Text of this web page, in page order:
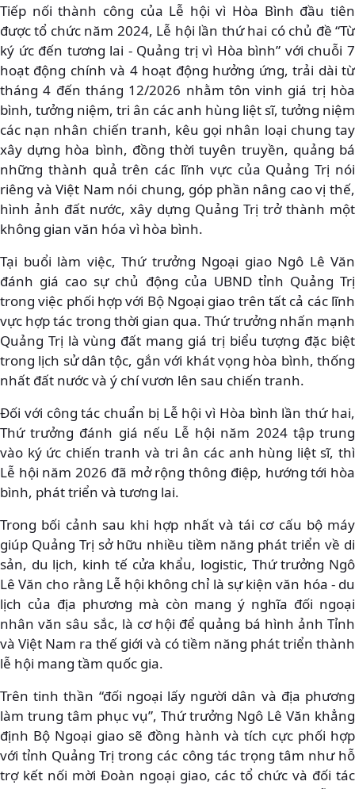
Tiếp nối thành công của Lễ hội vì Hòa Bình đầu tiên
được tổ chức năm 2024, Lễ hội lần thứ hai có chủ đề “Từ
ký ức đến tương lai - Quảng trị vì Hòa bình” với chuỗi 7
hoạt động chính và 4 hoạt động hưởng ứng, trải dài từ
tháng 4 đến tháng 12/2026 nhằm tôn vinh giá trị hòa
bình, tưởng niệm, tri ân các anh hùng liệt sĩ, tưởng niệm
các nạn nhân chiến tranh, kêu gọi nhân loại chung tay
xây dựng hòa bình, đồng thời tuyên truyền, quảng bá
những thành quả trên các lĩnh vực của Quảng Trị nói
riêng và Việt Nam nói chung, góp phần nâng cao vị thế,
hình ảnh đất nước, xây dựng Quảng Trị trở thành một
không gian văn hóa vì hòa bình.
Tại buổi làm việc, Thứ trưởng Ngoại giao Ngô Lê Văn
đánh giá cao sự chủ động của UBND tỉnh Quảng Trị
trong việc phối hợp với Bộ Ngoại giao trên tất cả các lĩnh
vực hợp tác trong thời gian qua. Thứ trưởng nhấn mạnh
Quảng Trị là vùng đất mang giá trị biểu tượng đặc biệt
trong lịch sử dân tộc, gắn với khát vọng hòa bình, thống
nhất đất nước và ý chí vươn lên sau chiến tranh.
Đối với công tác chuẩn bị Lễ hội vì Hòa bình lần thứ hai,
Thứ trưởng đánh giá nếu Lễ hội năm 2024 tập trung
vào ký ức chiến tranh và tri ân các anh hùng liệt sĩ, thì
Lễ hội năm 2026 đã mở rộng thông điệp, hướng tới hòa
bình, phát triển và tương lai.
Trong bối cảnh sau khi hợp nhất và tái cơ cấu bộ máy
giúp Quảng Trị sở hữu nhiều tiềm năng phát triển về di
sản, du lịch, kinh tế cửa khẩu, logistic, Thứ trưởng Ngô
Lê Văn cho rằng Lễ hội không chỉ là sự kiện văn hóa - du
lịch của địa phương mà còn mang ý nghĩa đối ngoại
nhân văn sâu sắc, là cơ hội để quảng bá hình ảnh Tỉnh
và Việt Nam ra thế giới và có tiềm năng phát triển thành
lễ hội mang tầm quốc gia.
Trên tinh thần “đối ngoại lấy người dân và địa phương
làm trung tâm phục vụ”, Thứ trưởng Ngô Lê Văn khẳng
định Bộ Ngoại giao sẽ đồng hành và tích cực phối hợp
với tỉnh Quảng Trị trong các công tác trọng tâm như hỗ
trợ kết nối mời Đoàn ngoại giao, các tổ chức và đối tác